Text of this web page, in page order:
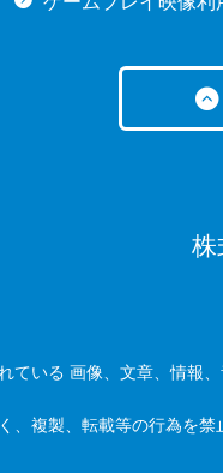
・
・
・
・한국어
株
ている 画像、文章、情報
、複製、転載等の行為を禁